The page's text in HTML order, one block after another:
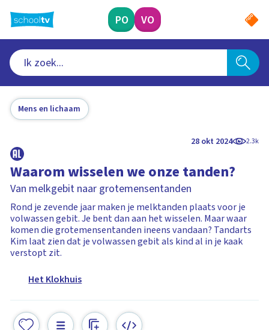
naar
hoofdinhoud
PO VO
Mens en lichaam
28 okt 2024 2.3k
Waarom wisselen we onze tanden?
Van melkgebit naar grotemensentanden
Rond je zevende jaar maken je melktanden plaats voor je
volwassen gebit. Je bent dan aan het wisselen. Maar waar
komen die grotemensentanden ineens vandaan? Tandarts
Kim laat zien dat je volwassen gebit als kind al in je kaak
verstopt zit.
Het Klokhuis